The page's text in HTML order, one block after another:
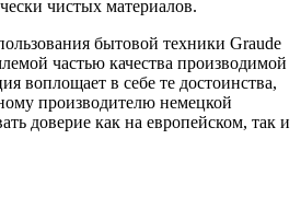
чистых материалов.
бытовой техники Graude
частью качества производимой
воплощает в себе те достоинства,
производителю немецкой
доверие как на европейском, так и